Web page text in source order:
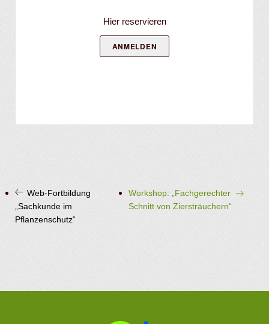
Hier reservieren
ANMELDEN
Web-Fortbildung
„Sachkunde im
Pflanzenschutz“
Workshop: „Fachgerechter
Schnitt von Ziersträuchern“